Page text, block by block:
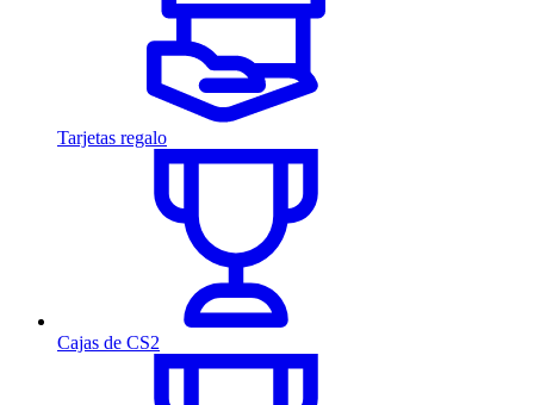
Tarjetas regalo
Cajas de CS2